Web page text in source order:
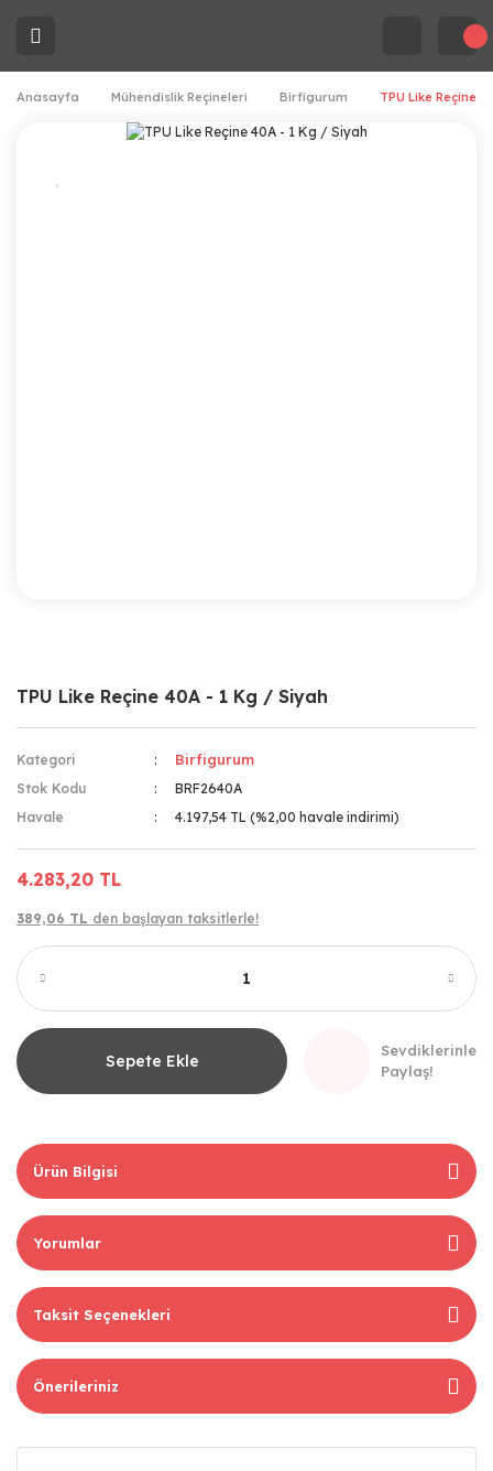
Anasayfa Mühendislik Reçineleri Birfigurum TPU Like Reçine
TPU Like Reçine 40A - 1 Kg / Siyah
Kategori Birfigurum
Stok Kodu
BRF2640A
Havale
4.197,54 TL (%2,00 havale indirimi)
4.283,20 TL
389,06 TL den başlayan taksitlerle!
Sepete Ekle
Sevdiklerinle
Paylaş!
Ürün Bilgisi
Yorumlar
Taksit Seçenekleri
Önerileriniz